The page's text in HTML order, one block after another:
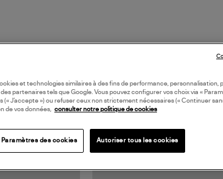
et technologies similaires à des fins de performance, personnalisation,
partenaires tels que Google. Vous pouvez configurer vos choix via «
(« J’accepte ») ou refuser ceux non strictement nécessaires (« Continuer
de vos données, consulter notre politique de cookies
Paramètres des cookies Autoriser tous les cookies